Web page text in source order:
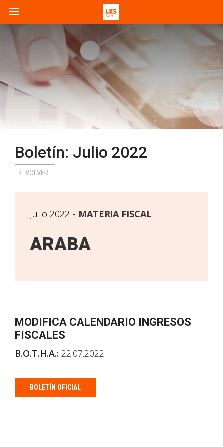
Boletín: Julio 2022
VOLVER
Julio 2022 MATERIA FISCAL
ARABA
MODIFICA CALENDARIO INGRESOS
FISCALES
B.O.T.H.A.: 22.07.2022
BOLETÍN OFICIAL